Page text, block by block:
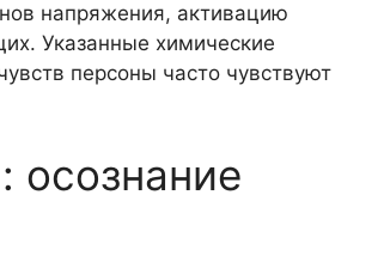
напряжения, активацию
Указанные химические
персоны часто чувствуют
осознание